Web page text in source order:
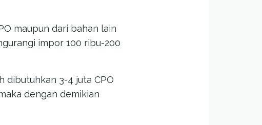
maupun dari bahan lain
impor 100 ribu-200
dibutuhkan 3-4 juta CPO
dengan demikian